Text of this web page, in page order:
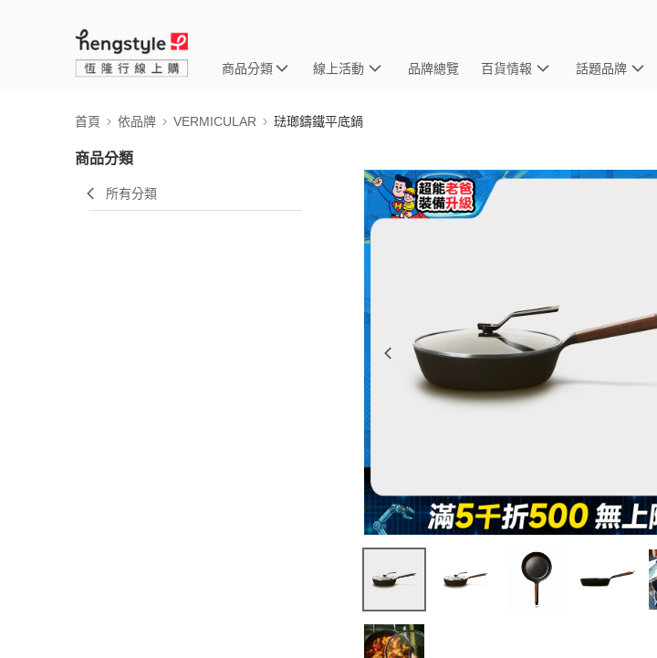
商品分類 線上活動 品牌總覽 百貨情報 話題品牌
首頁 依品牌 VERMICULAR 琺瑯鑄鐵平底鍋
商品分類
所有分類